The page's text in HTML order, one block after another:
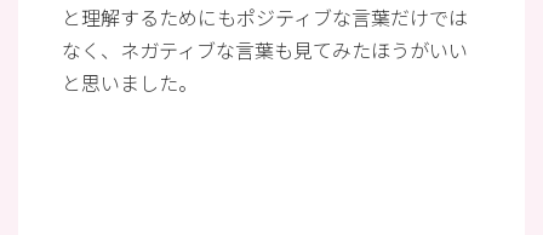
と理解するためにもポジティブな言葉だけでは
なく、ネガティブな言葉も見てみたほうがいい
と思いました。